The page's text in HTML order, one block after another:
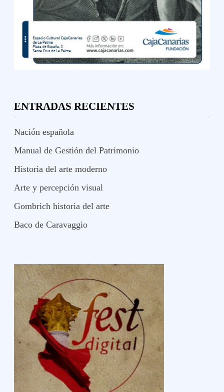
ENTRADAS RECIENTES
Nación española
Manual de Gestión del Patrimonio
Historia del arte moderno
Arte y percepción visual
Gombrich historia del arte
Baco de Caravaggio